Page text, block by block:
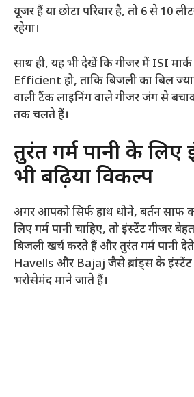
यूजर हैं या छोटा परिवार है, तो 6 से 10
रहेगा।
साथ ही, यह भी देखें कि गीजर में ISI
Efficient हो, ताकि बिजली का बिल
वाली टैंक लाइनिंग वाले गीजर जंग से
तक चलते हैं।
तुरंत गर्म पानी के लिए
भी बढ़िया विकल्प
अगर आपको सिर्फ हाथ धोने, बर्तन साफ
लिए गर्म पानी चाहिए, तो इंस्टेंट गीजर
बिजली खर्च करते हैं और तुरंत गर्म पानी
Havells और Bajaj जैसे ब्रांड्स के इंस्टेंट
भरोसेमंद माने जाते हैं।